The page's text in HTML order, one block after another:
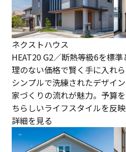
ネクストハウス
HEAT20 G2／断熱等級6を標
理のない価格で賢く手に入れら
シンプルで洗練されたデザイ
家づくりの流れが魅力。予算
ちらしいライフスタイルを反
詳細を見る